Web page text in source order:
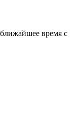
время с